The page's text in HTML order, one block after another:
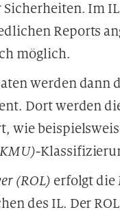
Im
Reports
möglich.
werden dann
Dort werden
wie
-
(ROL) erfolgt die
des IL. Der